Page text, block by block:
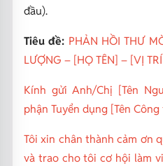
đầu).
Tiêu đề: PHẢN HỒI THƯ
LƯỢNG – [HỌ TÊN] – [VỊ
Kính gửi Anh/Chị [Tên
phận Tuyển dụng [Tên Công
Tôi xin chân thành cảm ơn
và trao cho tôi cơ hội làm